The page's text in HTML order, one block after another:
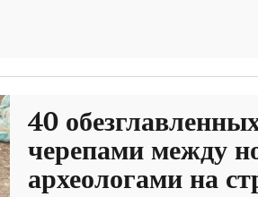
40
черепами между
археологами на